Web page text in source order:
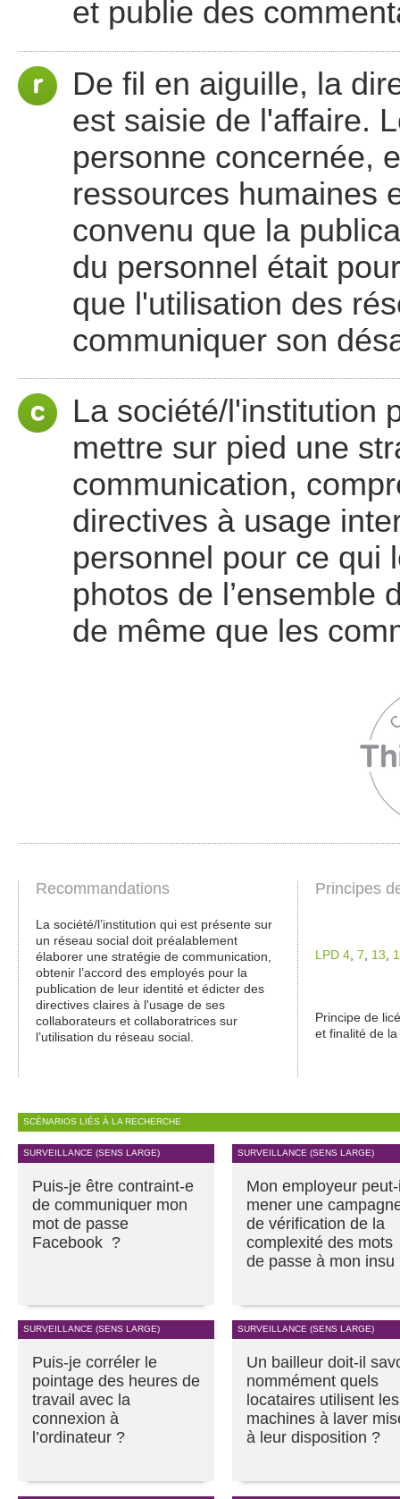
et publie des
De fil en aiguille, la
est saisie de l'affaire.
personne concernée,
ressources humaines
convenu que la
du personnel était
que l'utilisation des
communiquer son
La société/l'institution
mettre sur pied une
communication,
directives à usage
personnel pour ce qui
photos de l’ensemble
de même que les
Recommandations
La société/l’institution qui est présente sur
un réseau social doit préalablement
élaborer une stratégie de communication,
obtenir l’accord des employés pour la
publication de leur identité et édicter des
directives claires à l'usage de ses
collaborateurs et collaboratrices sur
l’utilisation du réseau social.
Principes
LPD 4, 7, 13,
Principe de
et finalité de
SCÉNARIOS LIÉS À LA RECHERCHE
SURVEILLANCE (SENS LARGE)
Puis-je être contraint-e
de communiquer mon
mot de passe
Facebook ?
SURVEILLANCE (SENS LARGE)
Mon employeur
mener une
de vérification de la
complexité des mots
de passe à mon insu
SURVEILLANCE (SENS LARGE)
Puis-je corréler le
pointage des heures de
travail avec la
connexion à
l’ordinateur ?
SURVEILLANCE (SENS LARGE)
Un bailleur doit-il
nommément quels
locataires utilisent les
machines à laver
à leur disposition ?